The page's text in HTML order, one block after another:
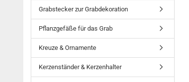
Grabstecker zur Grabdekoration
Pflanzgefäße für das Grab
Kreuze & Ornamente
Kerzenständer & Kerzenhalter